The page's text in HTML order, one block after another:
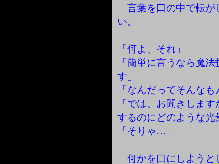
言葉を口の中で転が
い。
「何よ、それ」
「簡単に言うなら魔
す」
「なんだってそんな
「では、お聞きしま
するのにどのような
「そりゃ…」
何かを口にしようと